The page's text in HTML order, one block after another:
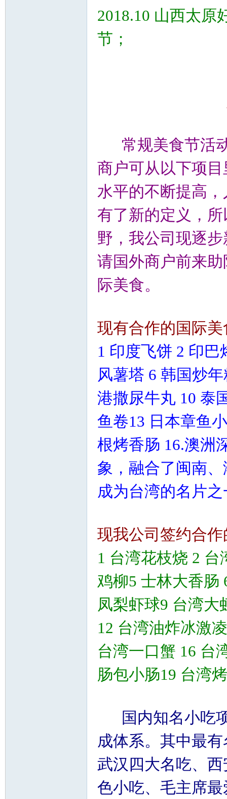
2018.10 山西太原
节；
常规美食节活动
商户可从以下项
水平的不断提高
有了新的定义，
野，我公司现逐
请国外商户前来
际美食。
现有合作的国际美
1 印度飞饼 2 印
风薯塔 6 韩国炒
港撒尿牛丸 10 泰
鱼卷13 日本章鱼
根烤香肠 16.澳洲
象，融合了闽南
成为台湾的名片
现我公司签约合
1 台湾花枝烧 2
鸡柳5 士林大香肠
凤梨虾球9 台湾大
12 台湾油炸冰激
台湾一口蟹 16 台
肠包小肠19 台湾
国内知名小吃项
成体系。其中最
武汉四大名吃、
色小吃、毛主席